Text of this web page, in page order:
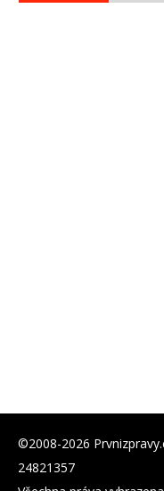
©2008-2026
24821357